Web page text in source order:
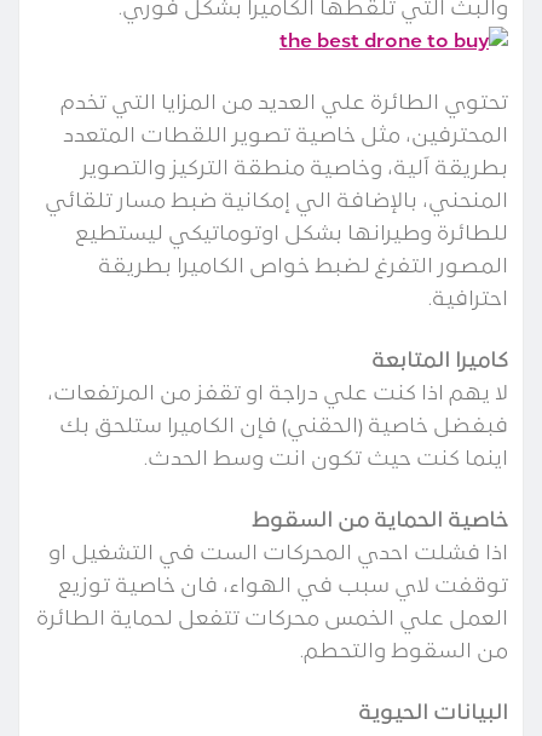
والبث التي تلقطها الكاميرا بشكل فوري.
تحتوي الطائرة علي العديد من المزايا التي تخدم
المحترفين، مثل خاصية تصوير اللقطات المتعدد
بطريقة آلية، وخاصية منطقة التركيز والتصوير
المنحني، بالإضافة الي إمكانية ضبط مسار تلقائي
للطائرة وطيرانها بشكل اوتوماتيكي ليستطيع
المصور التفرغ لضبط خواص الكاميرا بطريقة
احترافية.
كاميرا المتابعة
لا يهم اذا كنت علي دراجة او تقفز من المرتفعات،
فبفضل خاصية (الحقني) فإن الكاميرا ستلحق بك
اينما كنت حيث تكون انت وسط الحدث.
خاصية الحماية من السقوط
اذا فشلت احدي المحركات الست في التشغيل او
توقفت لاي سبب في الهواء، فان خاصية توزيع
العمل علي الخمس محركات تتفعل لحماية الطائرة
من السقوط والتحطم.
البيانات الحيوية